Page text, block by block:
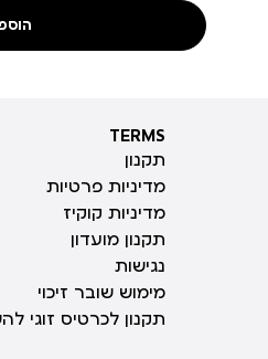
TERMS
TERMS
תקנון
מדיניות פרטיות
מדיניות קוקיז
תקנון מועדון
נגישות
מימוש שובר זיכוי
תקנון לכרטיס זוגי